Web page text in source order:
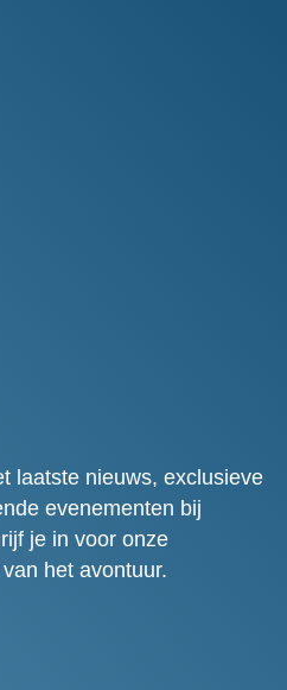
laatste nieuws, exclusieve
evenementen bij
je in voor onze
het avontuur.